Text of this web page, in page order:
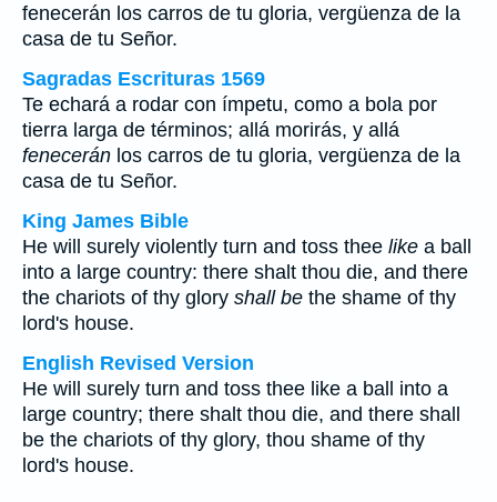
fenecerán los carros de tu gloria, vergüenza de la
casa de tu Señor.
Sagradas Escrituras 1569
Te echará a rodar con ímpetu, como a bola por
tierra larga de términos; allá morirás, y allá
fenecerán los carros de tu gloria, vergüenza de la
casa de tu Señor.
King James Bible
He will surely violently turn and toss thee like a ball
into a large country: there shalt thou die, and there
the chariots of thy glory shall be the shame of thy
lord's house.
English Revised Version
He will surely turn and toss thee like a ball into a
large country; there shalt thou die, and there shall
be the chariots of thy glory, thou shame of thy
lord's house.